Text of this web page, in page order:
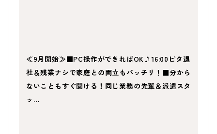
≪9月開始≫■PC操作ができればOK♪16:00ピタ退
社＆残業ナシで家庭との両立もバッチリ！■分から
ないこともすぐ聞ける！同じ業務の先輩＆派遣スタ
ッ…